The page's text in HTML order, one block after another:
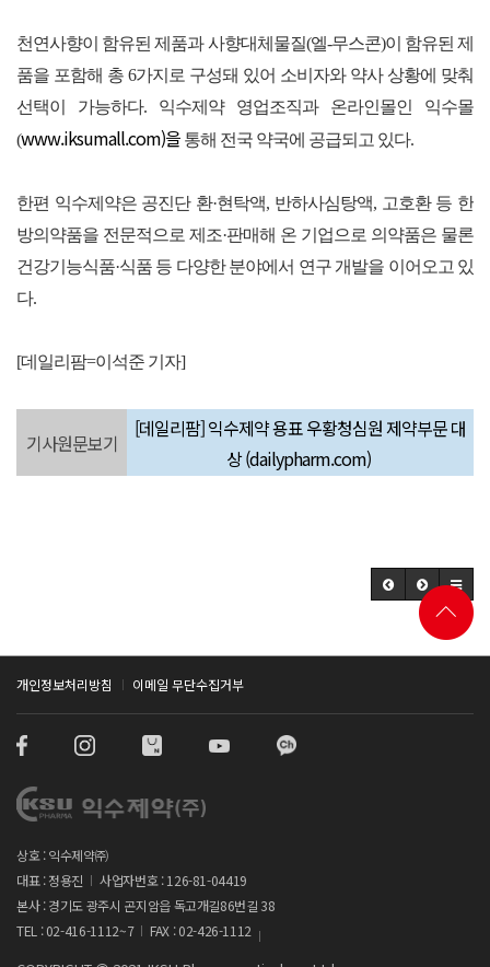
천연사향이 함유된 제품과 사향대체물질(엘-무스콘)이 함유된 제
품을 포함해 총 6가지로 구성돼 있어 소비자와 약사 상황에 맞춰
선택이 가능하다. 익수제약 영업조직과 온라인몰인 익수몰
(www.iksumall.com)을 통해 전국 약국에 공급되고 있다.
한편 익수제약은 공진단 환·현탁액, 반하사심탕액, 고호환 등 한
방의약품을 전문적으로 제조·판매해 온 기업으로 의약품은 물론
건강기능식품·식품 등 다양한 분야에서 연구 개발을 이어오고 있
다.
[데일리팜=이석준 기자]
기사원문보기
[데일리팜] 익수제약 용표 우황청심원 제약부문 대
상 (dailypharm.com)
개인정보처리방침 이메일 무단수집거부
상호 : 익수제약㈜
대표 : 정용진
사업자번호 : 126-81-04419
본사 : 경기도 광주시 곤지암읍 독고개길86번길 38
TEL : 02-416-1112~7
FAX : 02-426-1112